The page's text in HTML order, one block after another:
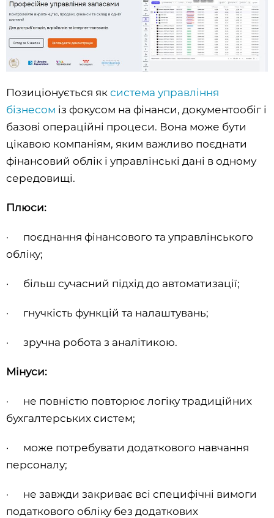
Позиціонується як система управління
бізнесом із фокусом на фінанси, документообіг і
базові операційні процеси. Вона може бути
цікавою компаніям, яким важливо поєднати
фінансовий облік і управлінські дані в одному
середовищі.
Плюси:
· поєднання фінансового та управлінського
обліку;
· більш сучасний підхід до автоматизації;
· гнучкість функцій та налаштувань;
· зручна робота з аналітикою.
Мінуси:
· не повністю повторює логіку традиційних
бухгалтерських систем;
· може потребувати додаткового навчання
персоналу;
· не завжди закриває всі специфічні вимоги
податкового обліку без додаткових